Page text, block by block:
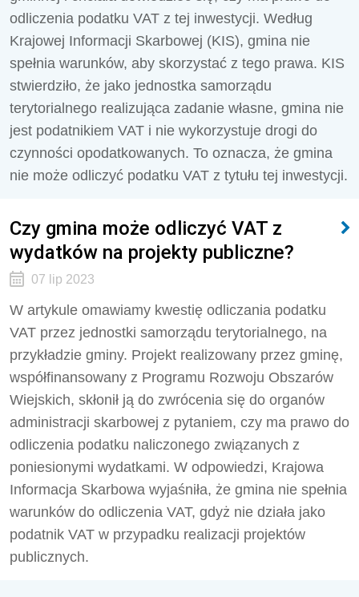
odliczenia podatku VAT z tej inwestycji. Według
Krajowej Informacji Skarbowej (KIS), gmina nie
spełnia warunków, aby skorzystać z tego prawa. KIS
stwierdziło, że jako jednostka samorządu
terytorialnego realizująca zadanie własne, gmina nie
jest podatnikiem VAT i nie wykorzystuje drogi do
czynności opodatkowanych. To oznacza, że gmina
nie może odliczyć podatku VAT z tytułu tej inwestycji.
Czy gmina może odliczyć VAT z
wydatków na projekty publiczne?
07 lip 2023
W artykule omawiamy kwestię odliczania podatku
VAT przez jednostki samorządu terytorialnego, na
przykładzie gminy. Projekt realizowany przez gminę,
współfinansowany z Programu Rozwoju Obszarów
Wiejskich, skłonił ją do zwrócenia się do organów
administracji skarbowej z pytaniem, czy ma prawo do
odliczenia podatku naliczonego związanych z
poniesionymi wydatkami. W odpowiedzi, Krajowa
Informacja Skarbowa wyjaśniła, że gmina nie spełnia
warunków do odliczenia VAT, gdyż nie działa jako
podatnik VAT w przypadku realizacji projektów
publicznych.